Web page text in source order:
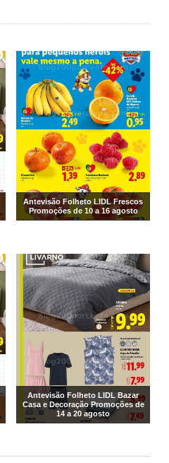
Antevisão Folheto LIDL Frescos
Promoções de 10 a 16 agosto
Antevisão Folheto LIDL Bazar
Casa e Decoração Promoções de
14 a 20 agosto